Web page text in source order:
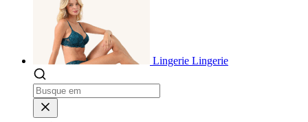
Lingerie Lingerie